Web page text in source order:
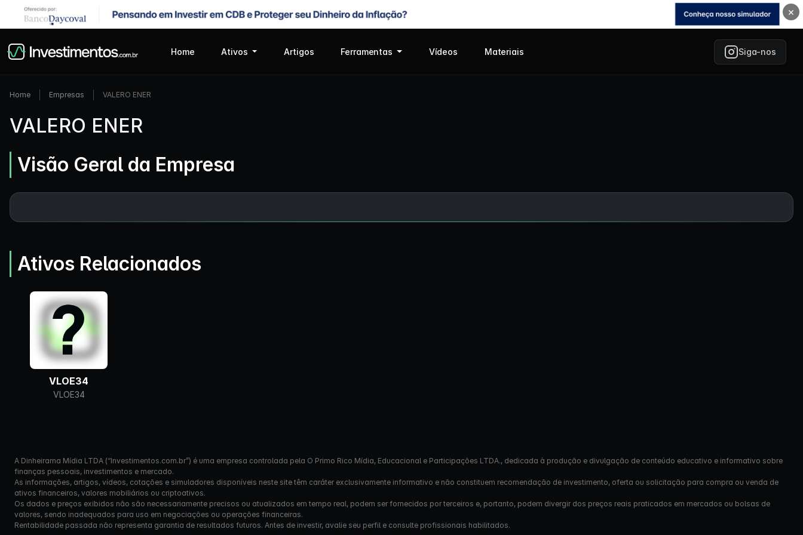
×
Home Ativos Artigos Ferramentas Vídeos Materiais Siga-nos
Home Empresas VALERO ENER
VALERO ENER
Visão Geral da Empresa
Ativos Relacionados
VLOE34
VLOE34
A Dinheirama Mídia LTDA (“Investimentos.com.br”) é uma empresa controlada pela O Primo Rico Mídia, Educacional e Participações LTDA., dedicada à produção e divulgação de conteúdo educativo e informativo sobre
finanças pessoais, investimentos e mercado.
As informações, artigos, vídeos, cotações e simuladores disponíveis neste site têm caráter exclusivamente informativo e não constituem recomendação de investimento, oferta ou solicitação para compra ou venda de
ativos financeiros, valores mobiliários ou criptoativos.
Os dados e preços exibidos não são necessariamente precisos ou atualizados em tempo real, podem ser fornecidos por terceiros e, portanto, podem divergir dos preços reais praticados em mercados ou bolsas de
valores, sendo inadequados para uso em negociações ou operações financeiras.
Rentabilidade passada não representa garantia de resultados futuros. Antes de investir, avalie seu perfil e consulte profissionais habilitados.